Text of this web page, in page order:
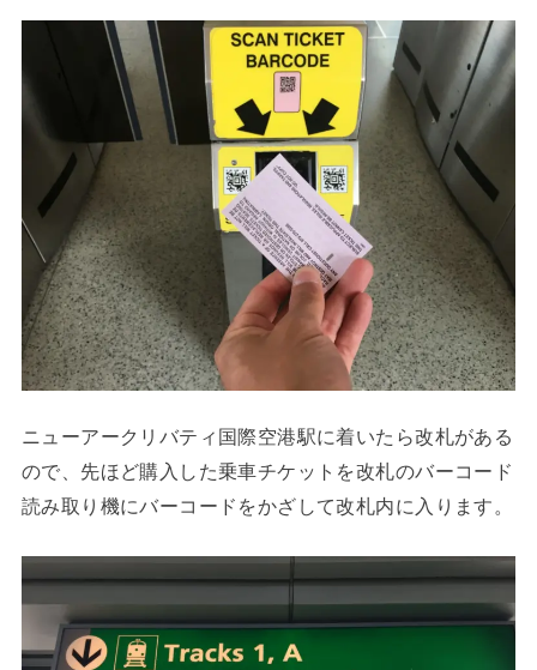
ニューアークリバティ国際空港駅に着いたら改札がある
ので、先ほど購入した乗車チケットを改札のバーコード
読み取り機にバーコードをかざして改札内に入ります。